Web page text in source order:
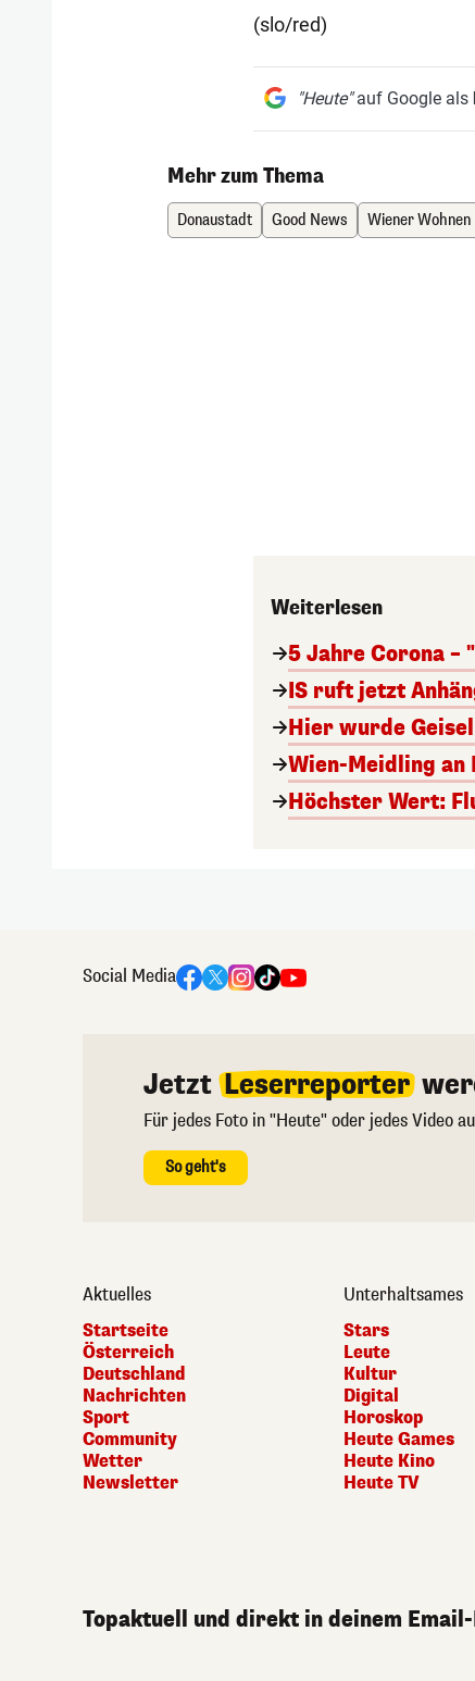
(slo/red)
"Heute"auf Google als
Mehr zum Thema
Donaustadt Good News Wiener Wohnen
Weiterlesen
5 Jahre Corona
IS ruft jetzt
Hier wurde
Wien-Meidling
Höchster Wert:
Social Media
Jetzt Leserreporter
Für jedes Foto in "Heute" oder jedes Video
So geht's
Aktuelles
Startseite
Österreich
Deutschland
Nachrichten
Sport
Community
Wetter
Newsletter
Unterhaltsames
Stars
Leute
Kultur
Digital
Horoskop
Heute Games
Heute Kino
Heute TV
Topaktuell und direkt in deinem